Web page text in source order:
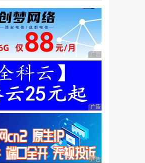
广告 商业广告，理性
广告 商业广告，理性
广告 商业广告，理性